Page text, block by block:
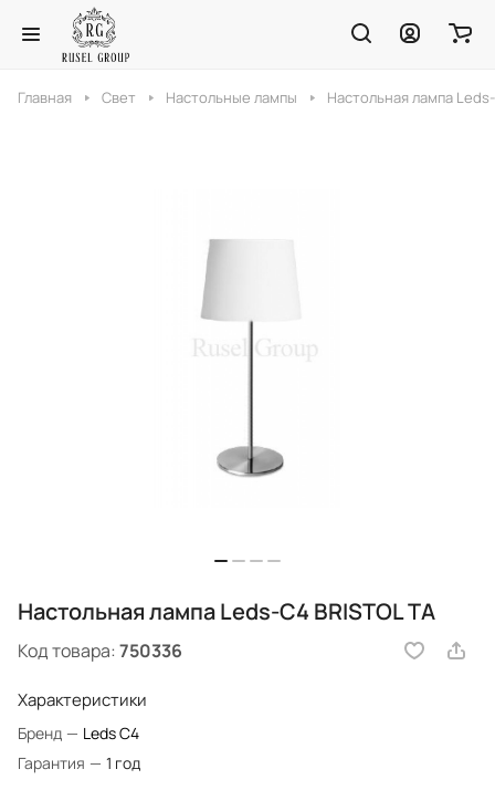
Главная Свет Настольные лампы Настольная лампа
Настольная лампа Leds-C4 BRISTOL ТА
Код товара:750336
Характеристики
Бренд — Leds C4
Гарантия — 1 год